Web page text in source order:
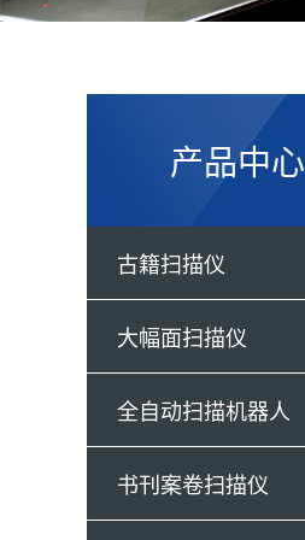
产品中心
古籍扫描仪
大幅面扫描仪
全自动扫描机器人
书刊案卷扫描仪